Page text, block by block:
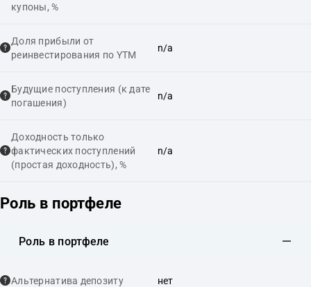
купоны, %
Доля прибыли от
реинвестирования по YTM
n/a
Будущие поступления (к дате
погашения)
n/a
Доходность только
фактических поступлений
(простая доходность), %
n/a
Роль в портфеле
Роль в портфеле
Альтернатива депозиту нет